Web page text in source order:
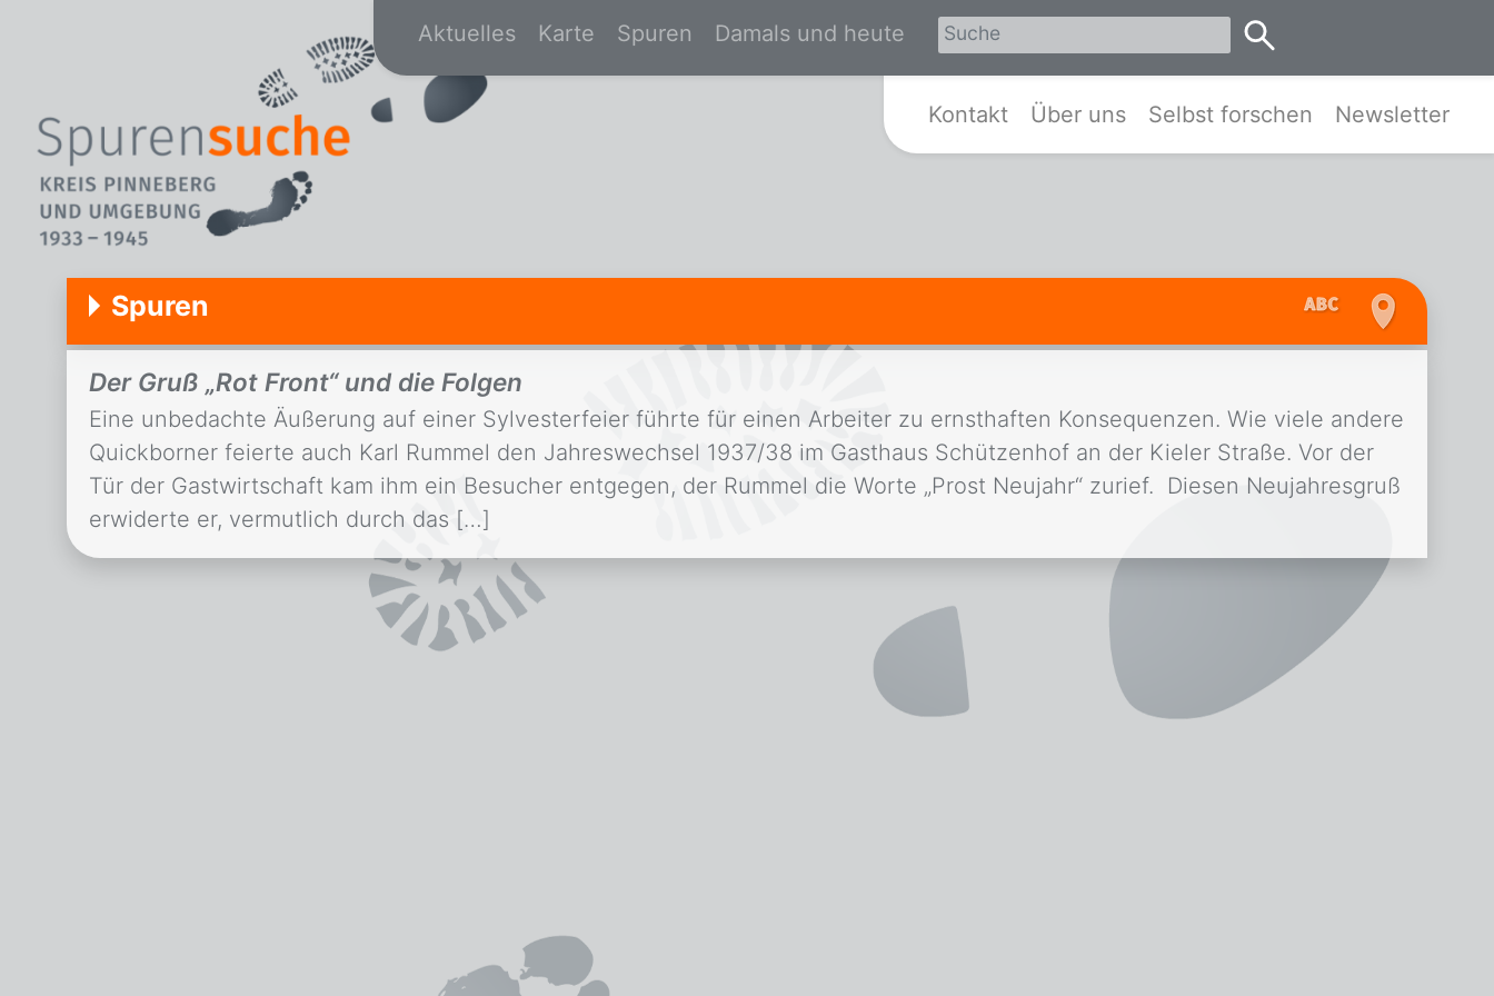
Zur Startseite von Spurensuche Kreis Pinneberg und Umgebung
Aktuelles Karte Spuren Damals und heute
Kontakt Über uns Selbst forschen Newsletter
Spuren
Der Gruß „Rot Front“ und die Folgen
Eine unbedachte Äußerung auf einer Sylvesterfeier führte für einen Arbeiter zu ernsthaften Konsequenzen. Wie viele andere
Quickborner feierte auch Karl Rummel den Jahreswechsel 1937/38 im Gasthaus Schützenhof an der Kieler Straße. Vor der
Tür der Gastwirtschaft kam ihm ein Besucher entgegen, der Rummel die Worte „Prost Neujahr“ zurief. Diesen Neujahresgruß
erwiderte er, vermutlich durch das […]